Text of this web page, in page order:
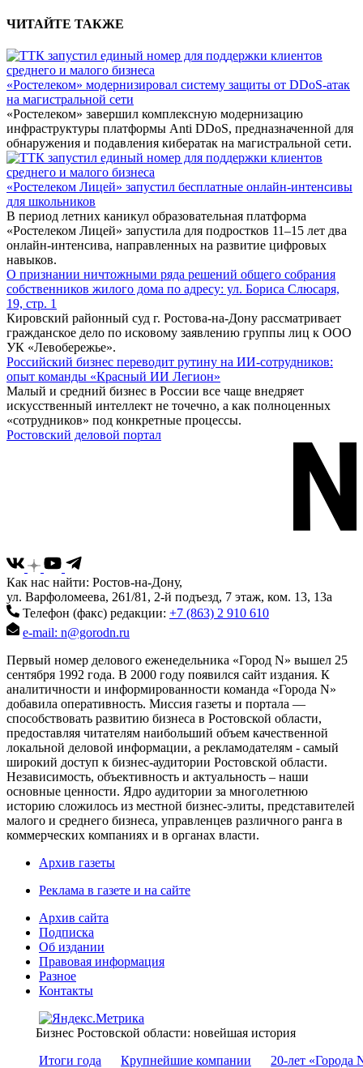
ЧИТАЙТЕ ТАКЖЕ
«Ростелеком» модернизировал систему защиты от DDoS-атак
на магистральной сети
«Ростелеком» завершил комплексную модернизацию
инфраструктуры платформы Anti DDoS, предназначенной для
обнаружения и подавления кибератак на магистральной сети.
«Ростелеком Лицей» запустил бесплатные онлайн-интенсивы
для школьников
В период летних каникул образовательная платформа
«Ростелеком Лицей» запустила для подростков 11–15 лет два
онлайн-интенсива, направленных на развитие цифровых
навыков.
О признании ничтожными ряда решений общего собрания
собственников жилого дома по адресу: ул. Бориса Слюсаря,
19, стр. 1
Кировский районный суд г. Ростова-на-Дону рассматривает
гражданское дело по исковому заявлению группы лиц к ООО
УК «Левобережье».
Российский бизнес переводит рутину на ИИ-сотрудников:
опыт команды «Красный ИИ Легион»
Малый и средний бизнес в России все чаще внедряет
искусственный интеллект не точечно, а как полноценных
«сотрудников» под конкретные процессы.
Ростовский деловой портал
Как нас найти: Ростов-на-Дону,
ул. Варфоломеева, 261/81, 2-й подъезд, 7 этаж, ком. 13, 13а
Телефон (факс) редакции: +7 (863) 2 910 610
e-mail: n@gorodn.ru
Первый номер делового еженедельника «Город N» вышел 25
сентября 1992 года. В 2000 году появился сайт издания. К
аналитичности и информированности команда «Города N»
добавила оперативность. Миссия газеты и портала —
способствовать развитию бизнеса в Ростовской области,
предоставляя читателям наибольший объем качественной
локальной деловой информации, а рекламодателям - самый
широкий доступ к бизнес-аудитории Ростовской области.
Независимость, объективность и актуальность – наши
основные ценности. Ядро аудитории за многолетнюю
историю сложилось из местной бизнес-элиты, представителей
малого и среднего бизнеса, управленцев различного ранга в
коммерческих компаниях и в органах власти.
Архив газеты
Реклама в газете и на сайте
Архив сайта
Подписка
Об издании
Правовая информация
Разное
Контакты
Бизнес Ростовской области: новейшая история
Итоги года
Крупнейшие компании 20-лет «Города